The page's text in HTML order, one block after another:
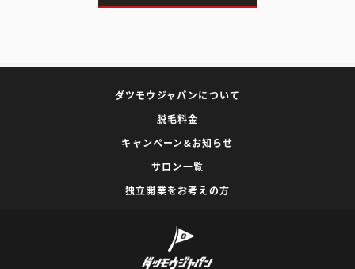
ダツモウジャパンについて
脱毛料金
キャンペーン&お知らせ
サロン一覧
独立開業をお考えの方